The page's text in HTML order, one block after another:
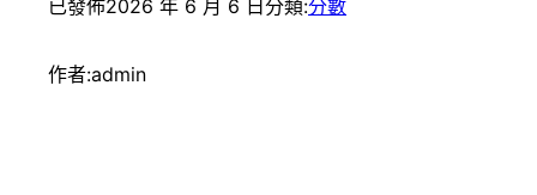
已發佈2026 年 6 月 6 日分類:分數
作者:admin